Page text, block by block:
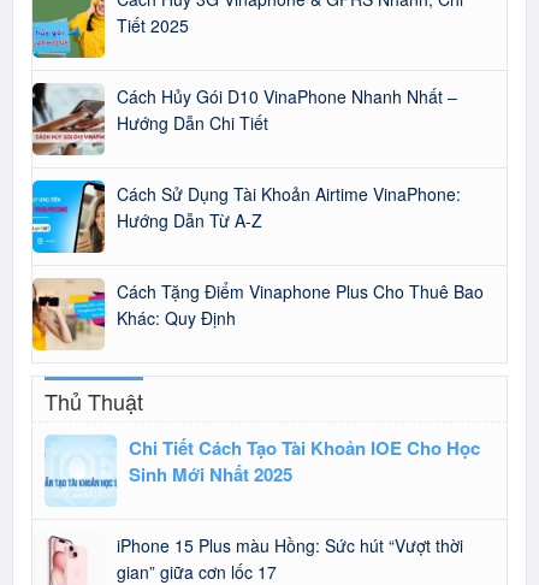
Tiết 2025
Cách Hủy Gói D10 VinaPhone Nhanh Nhất –
Hướng Dẫn Chi Tiết
Cách Sử Dụng Tài Khoản Airtime VinaPhone:
Hướng Dẫn Từ A-Z
Cách Tặng Điểm Vinaphone Plus Cho Thuê Bao
Khác: Quy Định
Thủ Thuật
Chi Tiết Cách Tạo Tài Khoản IOE Cho Học
Sinh Mới Nhất 2025
iPhone 15 Plus màu Hồng: Sức hút “Vượt thời
gian” giữa cơn lốc 17